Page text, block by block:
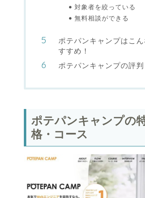
対象者を絞っている
無料相談ができる
ポテパンキャンプはこ
すすめ！
ポテパンキャンプの評
ポテパンキャンプの
格・コース